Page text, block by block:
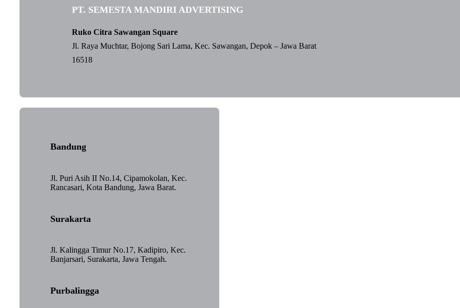
PT. SEMESTA MANDIRI ADVERTISING
Ruko Citra Sawangan Square
Jl. Raya Muchtar, Bojong Sari Lama, Kec. Sawangan, Depok – Jawa Barat
16518
Bandung
Jl. Puri Asih II No.14, Cipamokolan, Kec.
Rancasari, Kota Bandung, Jawa Barat.
Surakarta
Jl. Kalingga Timur No.17, Kadipiro, Kec.
Banjarsari, Surakarta, Jawa Tengah.
Purbalingga